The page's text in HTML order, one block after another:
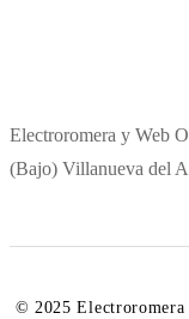
Electroromera y Web
(Bajo) Villanueva del
© 2025 Electroromera